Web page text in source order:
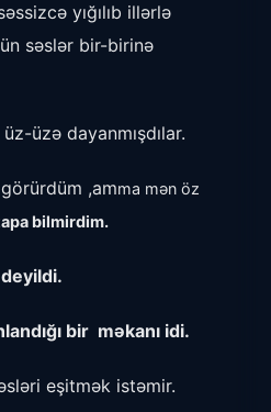
yığılıb illərlə
səslər bir-birinə
üzə dayanmışdılar.
,amma mən öz
bilmirdim.
bir məkanı idi.
eşitmək istəmir.